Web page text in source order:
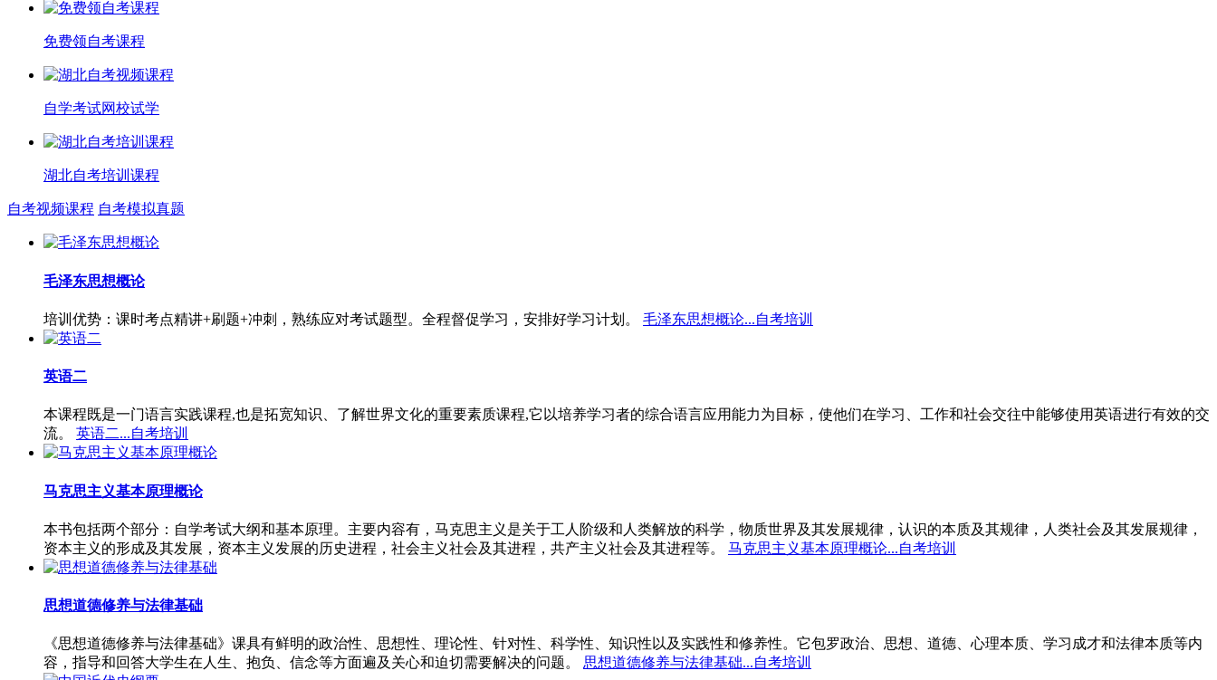
免费领自考课程
自学考试网校试学
湖北自考培训课程
自考视频课程 自考模拟真题
毛泽东思想概论
培训优势：课时考点精讲+刷题+冲刺，熟练应对考试题型。全程督促学习，安排好学习计划。 毛泽东思想概论...自考培训
英语二
本课程既是一门语言实践课程,也是拓宽知识、了解世界文化的重要素质课程,它以培养学习者的综合语言应用能力为目标，使他们在学习、工作和社会交往中能够使用英语进行有效的交
流。
英语二...自考培训
马克思主义基本原理概论
本书包括两个部分：自学考试大纲和基本原理。主要内容有，马克思主义是关于工人阶级和人类解放的科学，物质世界及其发展规律，认识的本质及其规律，人类社会及其发展规律，
资本主义的形成及其发展，资本主义发展的历史进程，社会主义社会及其进程，共产主义社会及其进程等。
马克思主义基本原理概论...自考培训
思想道德修养与法律基础
《思想道德修养与法律基础》课具有鲜明的政治性、思想性、理论性、针对性、科学性、知识性以及实践性和修养性。它包罗政治、思想、道德、心理本质、学习成才和法律本质等内
容，指导和回答大学生在人生、抱负、信念等方面遍及关心和迫切需要解决的问题。
思想道德修养与法律基础...自考培训